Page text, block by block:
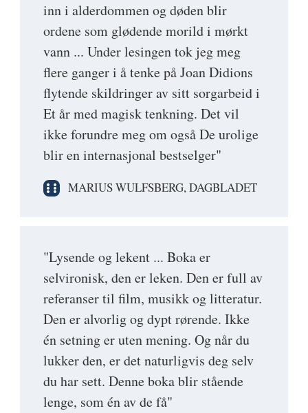
inn i alderdommen og døden blir
ordene som glødende morild i mørkt
vann ... Under lesingen tok jeg meg
flere ganger i å tenke på Joan Didions
flytende skildringer av sitt sorgarbeid i
Et år med magisk tenkning. Det vil
ikke forundre meg om også De urolige
blir en internasjonal bestselger"
MARIUS WULFSBERG, DAGBLADET
"Lysende og lekent ... Boka er
selvironisk, den er leken. Den er full av
referanser til film, musikk og litteratur.
Den er alvorlig og dypt rørende. Ikke
én setning er uten mening. Og når du
lukker den, er det naturligvis deg selv
du har sett. Denne boka blir stående
lenge, som én av de få"